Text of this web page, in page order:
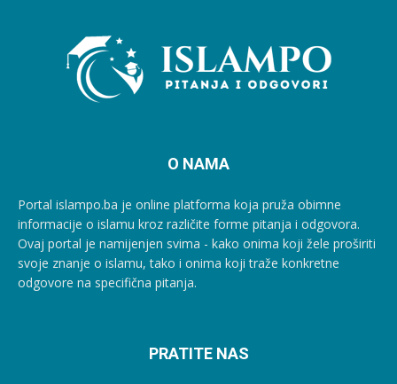
O NAMA
Portal islampo.ba je online platforma koja pruža obimne
informacije o islamu kroz različite forme pitanja i odgovora.
Ovaj portal je namijenjen svima - kako onima koji žele proširiti
svoje znanje o islamu, tako i onima koji traže konkretne
odgovore na specifična pitanja.
PRATITE NAS